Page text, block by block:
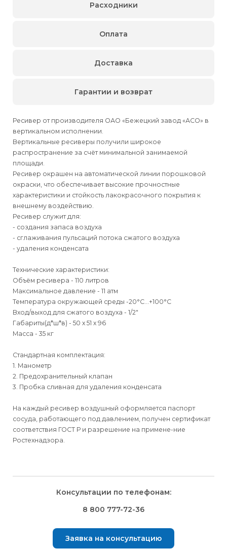
Ресивер от производителя ОАО «Бежецкий завод «АСО» в
вертикальном исполнении.
Вертикальные ресиверы получили широкое
распространение за счёт минимальной занимаемой
площади.
Ресивер окрашен на автоматической линии порошковой
окраски, что обеспечивает высокие прочностные
характеристики и стойкость лакокрасочного покрытия к
внешнему воздействию.
Ресивер служит для:
- создания запаса воздуха
- сглаживания пульсаций потока сжатого воздуха
- удаления конденсата
Технические характеристики:
Объём ресивера - 110 литров
Максимальное давление - 11 атм
Температура окружающей среды -20°С…+100°С
Вход/выход для сжатого воздуха - 1/2"
Габариты(д*ш*в) - 50 х 51 х 96
Масса - 35 кг
Стандартная комплектация:
1. Манометр
2. Предохранительный клапан
3. Пробка сливная для удаления конденсата
На каждый ресивер воздушный оформляется паспорт
сосуда, работающего под давлением, получен сертификат
соответствия ГОСТ Р и разрешение на примене-ние
Ростехнадзора.
Расходники
Оплата
лиц
Способ оплаты
Выбрать вид оплаты Вы сможете в Корзине при
оформлении заказа.
лиц
Доставка
Способыдоставки
Доставка осуществляется транспортными компаниями и
оплачивается покупателем при получении заказа.
Транспортную компанию Вы сможете выбрать в Корзине
при оформлении заказа.
Гарантии и возврат
лиц
Правила возврата товара, приобретённого
Внешний вид, комплектность товара и комплектность всего
лиц
Консультации по телефонам:
8 800 777-72-36
Заявка на консультацию